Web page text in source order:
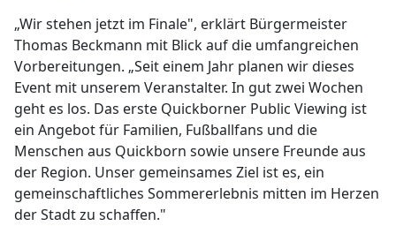
„Wir stehen jetzt im Finale", erklärt Bürgermeister
Thomas Beckmann mit Blick auf die umfangreichen
Vorbereitungen. „Seit einem Jahr planen wir dieses
Event mit unserem Veranstalter. In gut zwei Wochen
geht es los. Das erste Quickborner Public Viewing ist
ein Angebot für Familien, Fußballfans und die
Menschen aus Quickborn sowie unsere Freunde aus
der Region. Unser gemeinsames Ziel ist es, ein
gemeinschaftliches Sommererlebnis mitten im Herzen
der Stadt zu schaffen."